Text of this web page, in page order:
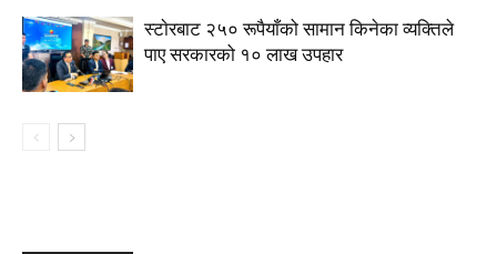
स्टाेरबाट २५० रूपैयाँको सामान किनेका व्यक्तिले
पाए सरकारको १० लाख उपहार